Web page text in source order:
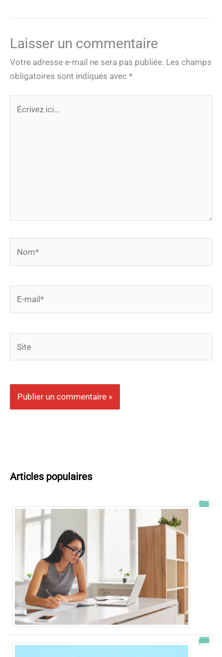
Laisser un commentaire
Votre adresse e-mail ne sera pas publiée. Les champs
obligatoires sont indiqués avec *
Articles populaires
Tout savoir sur l’ENT UT2J
JetPunk : le meilleur site de quiz et de jeux !